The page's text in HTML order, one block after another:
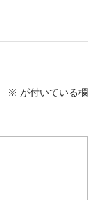
※ が付いている欄